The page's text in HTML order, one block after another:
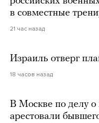
в совместные
21 час назад
Израиль отверг
18 часов назад
В Москве по делу о
арестовали